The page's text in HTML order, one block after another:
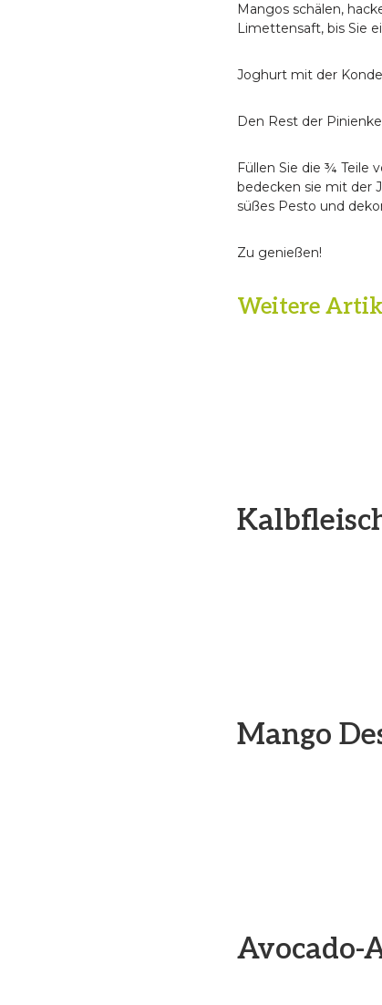
Mangos schälen,
Limettensaft, bis Sie
Joghurt mit der
Den Rest der
Füllen Sie die ¾ Teile
bedecken sie mit der
süßes Pesto und
Zu genießen!
Weitere
Mango
Avocado-